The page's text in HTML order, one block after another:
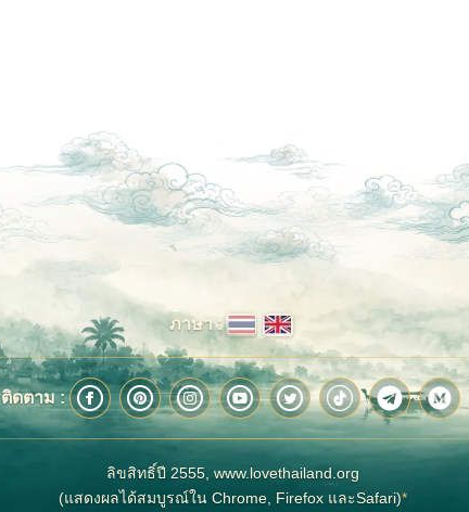
ภาษา :
ติดตาม :
ลิขสิทธิ์ปี 2555, www.lovethailand.org
(แสดงผลได้สมบูรณ์ใน Chrome, Firefox และSafari)*